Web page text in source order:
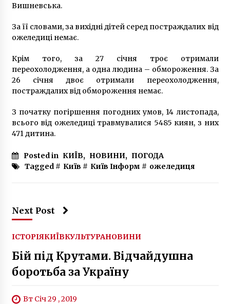
У Києві напали на співака Дзідзьо
В Україні вночі 19 листопада очікуються
морози до -13 ºС, вдень буде сильний вітер
У центрі Києва будують найбільший міський
7 років ago
Киянин чотири дні блукав Карпатами під час
сходження на Говерлу
Вишневська.
За її словами, за вихідні дітей серед постраждалих від
ожеледиці немає.
Крім того, за 27 січня троє отримали
переохолодження, а одна людина – обмороження. За
26 січня двоє отримали переохолодження,
постраждалих від обмороження немає.
З початку погіршення погодних умов, 14 листопада,
всього від ожеледиці травмувалися 5485 киян, з них
471 дитина.
Posted in КИЇВ, НОВИНИ, ПОГОДА
Tagged # Київ # Київ Інформ # ожеледиця
Next Post
ІСТОРІЯКИЇВКУЛЬТУРАНОВИНИ
Бій під Крутами. Відчайдушна
боротьба за Україну
Вт Січ 29 , 2019